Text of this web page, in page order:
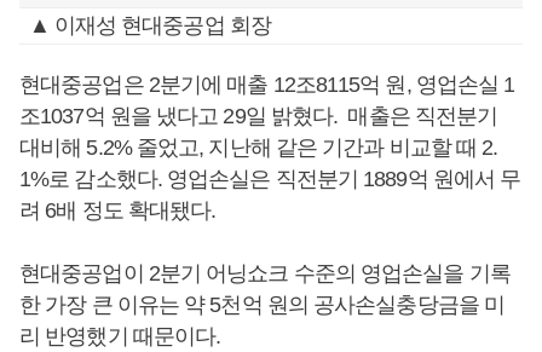
▲ 이재성 현대중공업 회장
현대중공업은 2분기에 매출 12조8115억 원, 영업손실 1
조1037억 원을 냈다고 29일 밝혔다. 매출은 직전분기
대비해 5.2% 줄었고, 지난해 같은 기간과 비교할 때 2.
1%로 감소했다. 영업손실은 직전분기 1889억 원에서 무
려 6배 정도 확대됐다.
현대중공업이 2분기 어닝쇼크 수준의 영업손실을 기록
한 가장 큰 이유는 약 5천억 원의 공사손실충당금을 미
리 반영했기 때문이다.